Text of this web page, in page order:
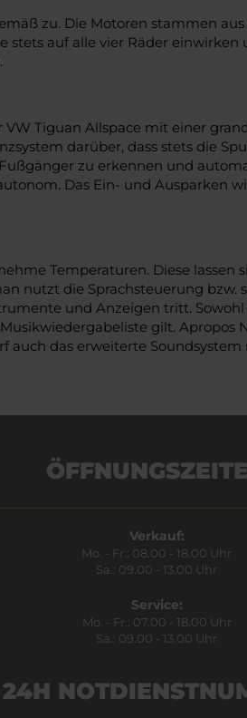
zu. Die Motoren stammen
stets auf alle vier Räder
Tiguan Allspace mit einer
darüber, dass stets die
zu erkennen und
Das Ein- und Ausparken
Temperaturen. Diese
nutzt die Sprachsteuerung
und Anzeigen tritt.
gilt.
das erweiterte
Verkauf:
Mo. - Fr.: 08.00 - 18.00 Uhr
Sa.: 09.00 - 13.00 Uhr
Service:
Mo. - Fr.: 07.00 - 18.00 Uhr
Sa.: 09.00 - 13.00 Uhr
24H